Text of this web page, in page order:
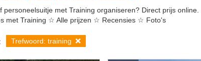
personeelsuitje met Training organiseren? Direct prijs online.
met Training ☆ Alle prijzen ☆ Recensies ☆ Foto's
Trefwoord: training